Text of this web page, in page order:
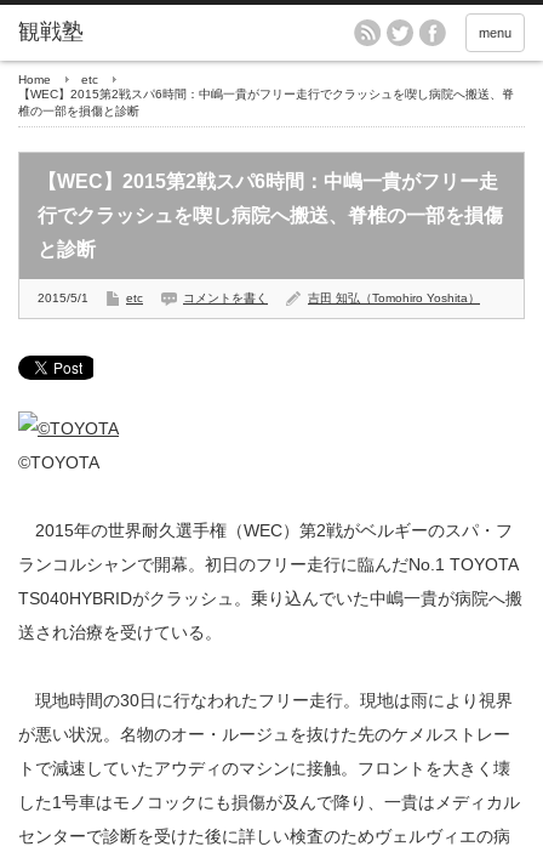
menu
Home
etc
【WEC】2015第2戦スパ6時間：中嶋一貴がフリー走行でクラッシュを喫し病院へ搬送、脊
椎の一部を損傷と診断
【WEC】2015第2戦スパ6時間：中嶋一貴がフリー走
行でクラッシュを喫し病院へ搬送、脊椎の一部を損傷
と診断
2015/5/1 etc コメントを書く 吉田 知弘（Tomohiro Yoshita）
©TOYOTA
2015年の世界耐久選手権（WEC）第2戦がベルギーのスパ・フ
ランコルシャンで開幕。初日のフリー走行に臨んだNo.1 TOYOTA
TS040HYBRIDがクラッシュ。乗り込んでいた中嶋一貴が病院へ搬
送され治療を受けている。
現地時間の30日に行なわれたフリー走行。現地は雨により視界
が悪い状況。名物のオー・ルージュを抜けた先のケメルストレー
トで減速していたアウディのマシンに接触。フロントを大きく壊
した1号車はモノコックにも損傷が及んで降り、一貴はメディカル
センターで診断を受けた後に詳しい検査のためヴェルヴィエの病